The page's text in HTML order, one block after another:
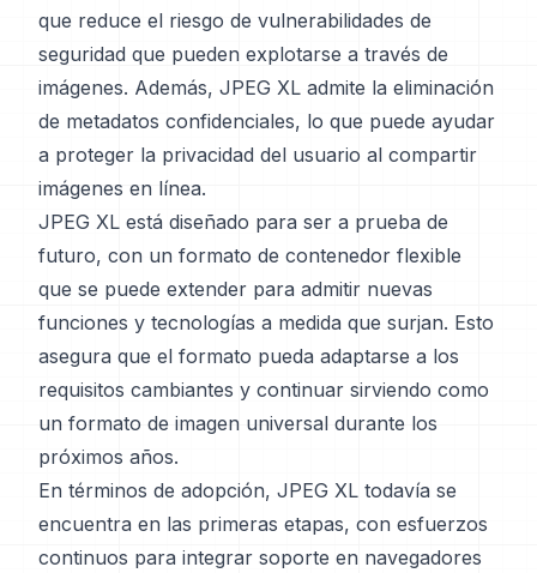
que reduce el riesgo de vulnerabilidades de
seguridad que pueden explotarse a través de
imágenes. Además, JPEG XL admite la eliminación
de metadatos confidenciales, lo que puede ayudar
a proteger la privacidad del usuario al compartir
imágenes en línea.
JPEG XL está diseñado para ser a prueba de
futuro, con un formato de contenedor flexible
que se puede extender para admitir nuevas
funciones y tecnologías a medida que surjan. Esto
asegura que el formato pueda adaptarse a los
requisitos cambiantes y continuar sirviendo como
un formato de imagen universal durante los
próximos años.
En términos de adopción, JPEG XL todavía se
encuentra en las primeras etapas, con esfuerzos
continuos para integrar soporte en navegadores